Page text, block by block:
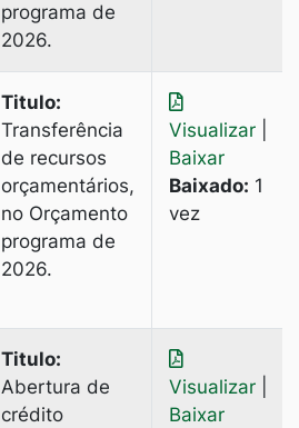
programa de
2026.
Titulo:
Transferência
de recursos
orçamentários,
no Orçamento
programa de
2026.
Visualizar
Baixar
Baixado: 1
vez
Titulo:
Abertura de
crédito
Visualizar
Baixar